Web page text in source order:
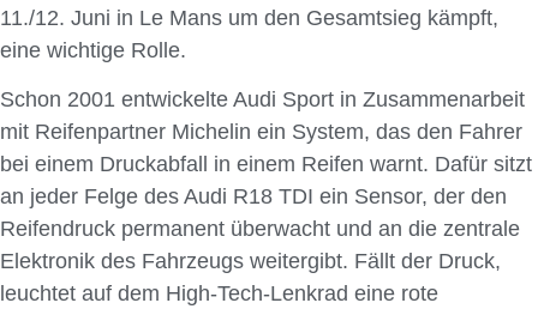
11./12. Juni in Le Mans um den Gesamtsieg kämpft,
eine wichtige Rolle.
Schon 2001 entwickelte Audi Sport in Zusammenarbeit
mit Reifenpartner Michelin ein System, das den Fahrer
bei einem Druckabfall in einem Reifen warnt. Dafür sitzt
an jeder Felge des Audi R18 TDI ein Sensor, der den
Reifendruck permanent überwacht und an die zentrale
Elektronik des Fahrzeugs weitergibt. Fällt der Druck,
leuchtet auf dem High-Tech-Lenkrad eine rote